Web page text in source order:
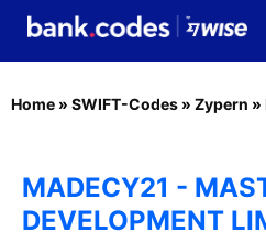
Home » SWIFT-Codes » Zypern »
MADECY21 -
DEVELOPMENT